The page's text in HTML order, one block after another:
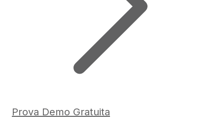
Prova Demo Gratuita